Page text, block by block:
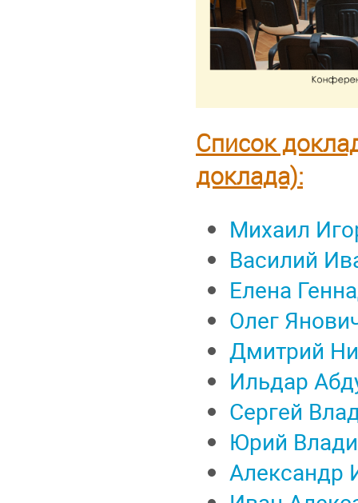
Список
доклада):
Михаил
Василий
Елена
Олег
Дмитрий
Ильдар
Сергей
Юрий
Александр